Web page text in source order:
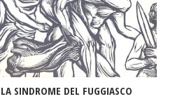
LA SINDROME DEL FUGGIASCO